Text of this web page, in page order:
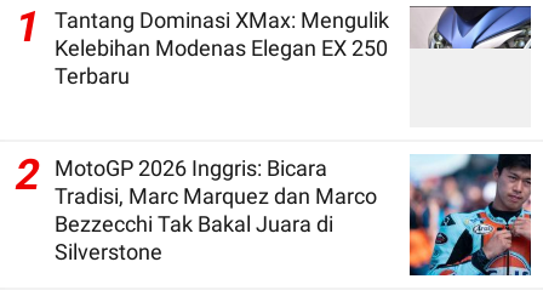
1
Tantang Dominasi XMax: Mengulik
Kelebihan Modenas Elegan EX 250
Terbaru
2
MotoGP 2026 Inggris: Bicara
Tradisi, Marc Marquez dan Marco
Bezzecchi Tak Bakal Juara di
Silverstone